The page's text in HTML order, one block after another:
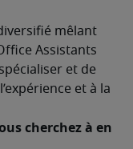
mêlant
Assistants
et de
et à la
cherchez à en